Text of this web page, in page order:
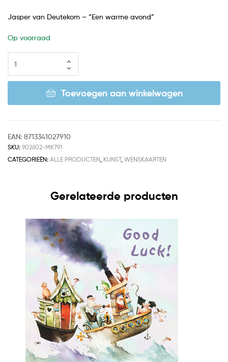
Jasper van Deutekom – “Een warme avond”
Op voorraad
Toevoegen aan winkelwagen
EAN: 8713341027910
SKU: 902602-MK791
CATEGORIEËN: ALLE PRODUCTEN, KUNST, WENSKAARTEN
Gerelateerde producten